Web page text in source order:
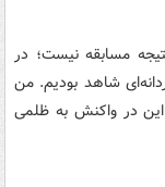
مسابقه نیست؛ در
شاهد بودیم. من
در واکنش به ظلمی